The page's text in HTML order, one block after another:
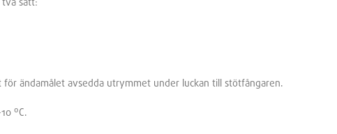
ändamålet avsedda utrymmet under luckan till stötfångaren.
ºC.